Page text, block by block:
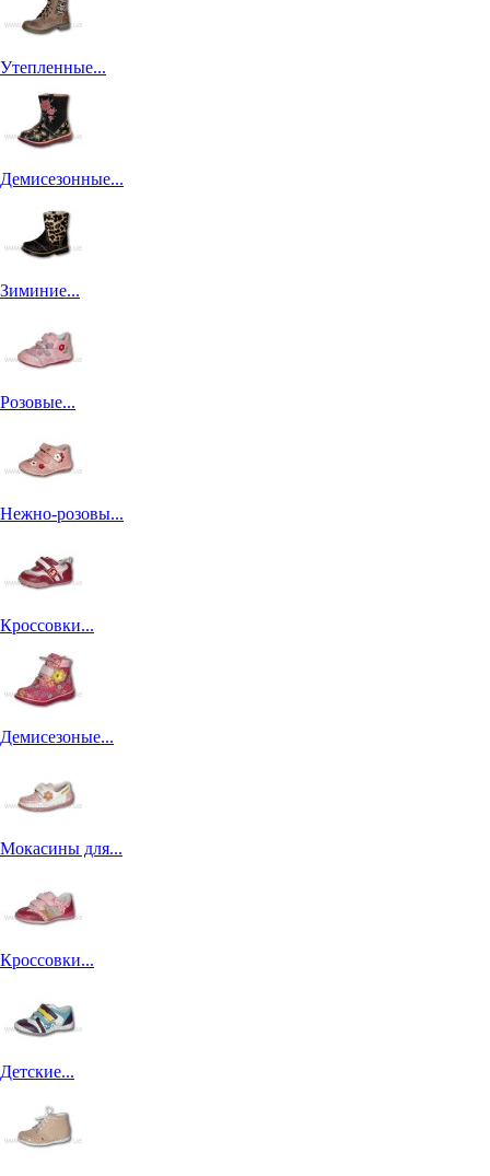
Утепленные...
Демисезонные...
Зиминие...
Розовые...
Нежно-розовы...
Кроссовки...
Демисезоные...
Мокасины для...
Кроссовки...
Детские...